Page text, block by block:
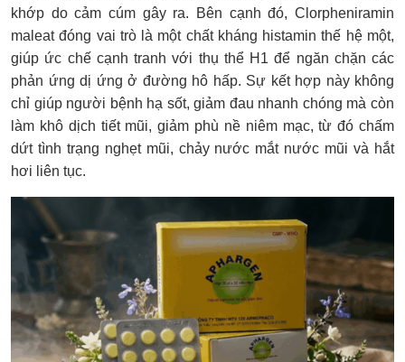
khớp do cảm cúm gây ra. Bên cạnh đó, Clorpheniramin
maleat đóng vai trò là một chất kháng histamin thế hệ một,
giúp ức chế cạnh tranh với thụ thể H1 để ngăn chặn các
phản ứng dị ứng ở đường hô hấp. Sự kết hợp này không
chỉ giúp người bệnh hạ sốt, giảm đau nhanh chóng mà còn
làm khô dịch tiết mũi, giảm phù nề niêm mạc, từ đó chấm
dứt tình trạng nghẹt mũi, chảy nước mắt nước mũi và hắt
hơi liên tục.